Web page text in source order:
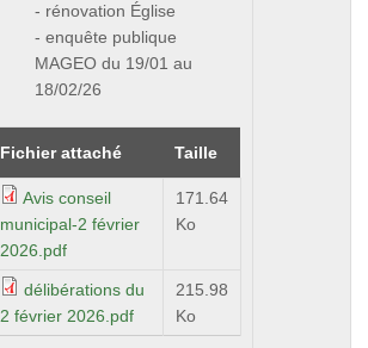
- rénovation Église
- enquête publique
MAGEO du 19/01 au
18/02/26
Fichier attaché Taille
Avis conseil
municipal-2 février
2026.pdf
171.64
Ko
délibérations du
2 février 2026.pdf
215.98
Ko